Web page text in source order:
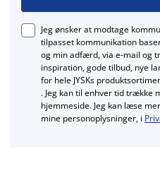
Jeg ønsker at modtage
tilpasset kommunikation
og min adfærd, via e‑mail og
inspiration, gode tilbud, nye
for hele JYSKs
. Jeg kan til enhver tid trække
hjemmeside. Jeg kan læse
mine personoplysninger, i